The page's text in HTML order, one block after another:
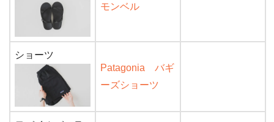
モンベル
ショーツ
Patagonia バギ
ーズショーツ